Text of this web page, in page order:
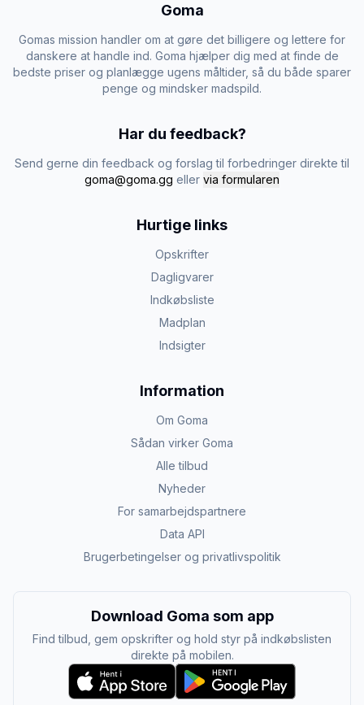
Goma
Gomas mission handler om at gøre det billigere og lettere for
danskere at handle ind. Goma hjælper dig med at finde de
bedste priser og planlægge ugens måltider, så du både sparer
penge og mindsker madspild.
Har du feedback?
Send gerne din feedback og forslag til forbedringer direkte til
goma@goma.gg eller via formularen
Hurtige links
Opskrifter
Dagligvarer
Indkøbsliste
Madplan
Indsigter
Information
Om Goma
Sådan virker Goma
Alle tilbud
Nyheder
For samarbejdspartnere
Data API
Brugerbetingelser og privatlivspolitik
Download Goma som app
Find tilbud, gem opskrifter og hold styr på indkøbslisten
direkte på mobilen.